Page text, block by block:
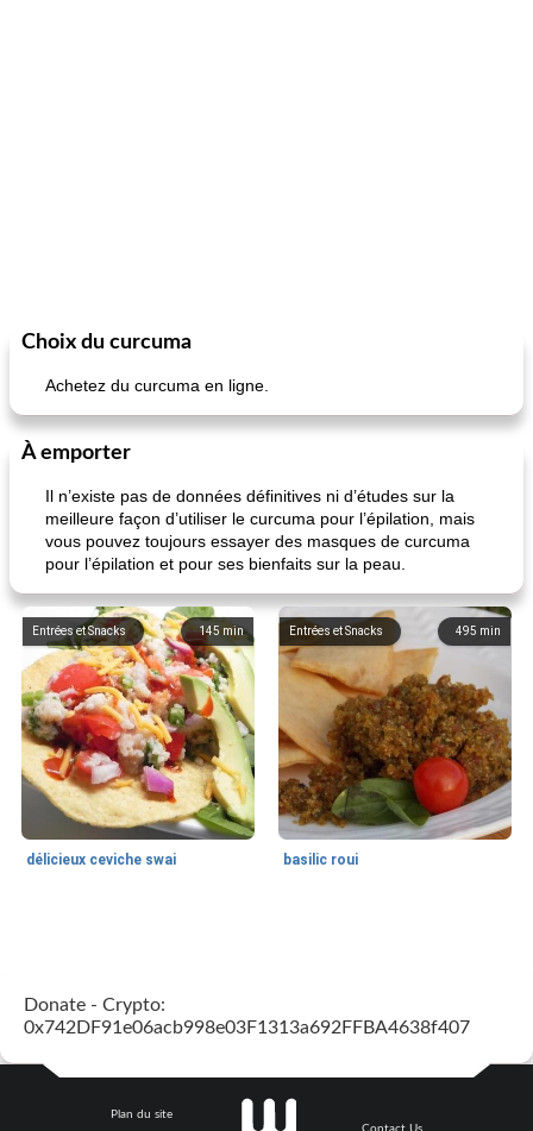
Choix du curcuma
Achetez du curcuma en ligne.
À emporter
Il n’existe pas de données définitives ni d’études sur la
meilleure façon d’utiliser le curcuma pour l’épilation, mais
vous pouvez toujours essayer des masques de curcuma
pour l’épilation et pour ses bienfaits sur la peau.
145 min
Entrées et Snacks
délicieux ceviche swai
495 min
Entrées et Snacks
basilic roui
Donate - Crypto:
0x742DF91e06acb998e03F1313a692FFBA4638f407
Plan du site
Contact Us